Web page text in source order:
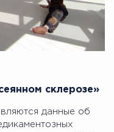
склерозе»
данные об